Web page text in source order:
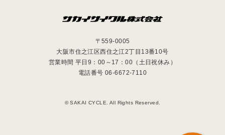
〒559-0005
大阪市住之江区西住之江2丁目13番10号
営業時間 平日9：00～17：00（土日祝休み）
電話番号 06-6672-7110
© SAKAI CYCLE. All Rights Reserved.